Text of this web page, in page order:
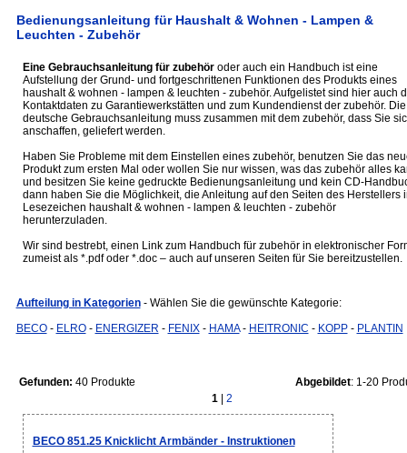
Bedienungsanleitung für Haushalt & Wohnen - Lampen &
Leuchten - Zubehör
Eine Gebrauchsanleitung für zubehöroder auch ein Handbuch ist eine
Aufstellung der Grund- und fortgeschrittenen Funktionen des Produkts eines
haushalt & wohnen - lampen & leuchten - zubehör. Aufgelistet sind hier auch
Kontaktdaten zu Garantiewerkstätten und zum Kundendienst der zubehör. Die
deutsche Gebrauchsanleitung muss zusammen mit dem zubehör, dass Sie
anschaffen, geliefert werden.
Haben Sie Probleme mit dem Einstellen eines zubehör, benutzen Sie das
Produkt zum ersten Mal oder wollen Sie nur wissen, was das zubehör alles
und besitzen Sie keine gedruckte Bedienungsanleitung und kein CD-
dann haben Sie die Möglichkeit, die Anleitung auf den Seiten des Herstellers
Lesezeichen haushalt & wohnen - lampen & leuchten - zubehör
herunterzuladen.
Wir sind bestrebt, einen Link zum Handbuch für zubehör in elektronischer
zumeist als *.pdf oder *.doc – auch auf unseren Seiten für Sie bereitzustellen.
Aufteilung in Kategorien - Wählen Sie die gewünschte Kategorie:
BECO- ELRO- ENERGIZER - FENIX- HAMA- HEITRONIC - KOPP- PLANTIN
Gefunden: 40 Produkte Abgebildet: 1-20
1
2
BECO 851.25 Knicklicht Armbänder - Instruktionen